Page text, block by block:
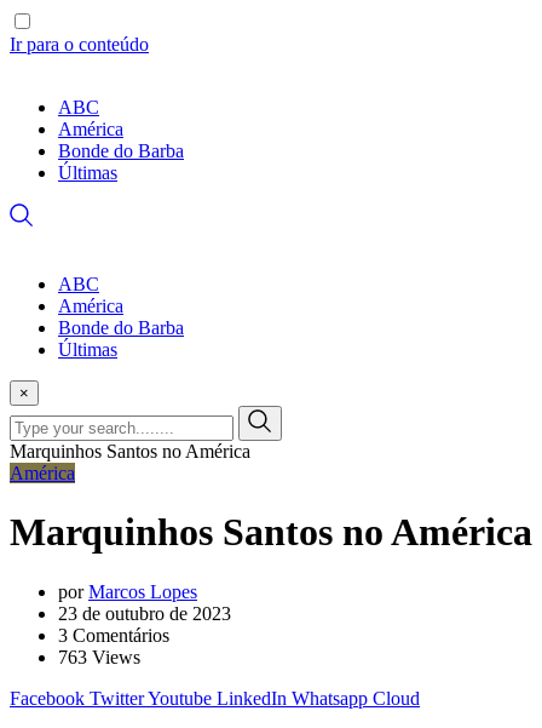
Ir para o conteúdo
ABC
América
Bonde do Barba
Últimas
ABC
América
Bonde do Barba
Últimas
×
Marquinhos Santos no América
América
Marquinhos Santos no América
porMarcos Lopes
23 de outubro de 2023
3 Comentários
763 Views
Facebook TwitterYoutube LinkedIn Whatsapp Cloud